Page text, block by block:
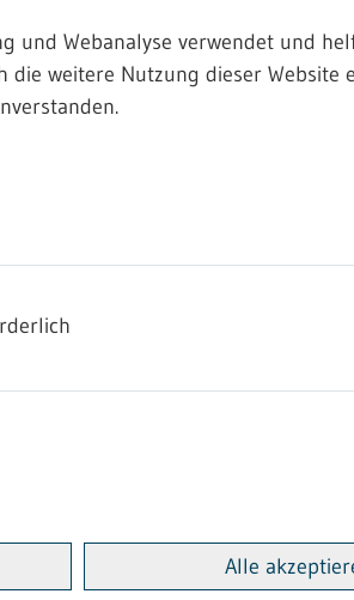
und Webanalyse verwendet und
die weitere Nutzung dieser Website
Alle